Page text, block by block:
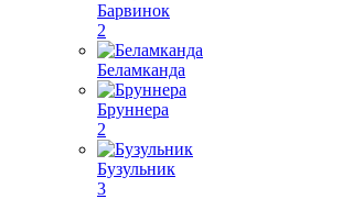
Барвинок
2
Беламканда
Бруннера
2
Бузульник
3